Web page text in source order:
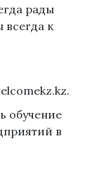
рады
к
обучение
в